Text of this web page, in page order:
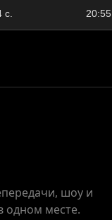
с. 20:55
шоу и
одном месте.